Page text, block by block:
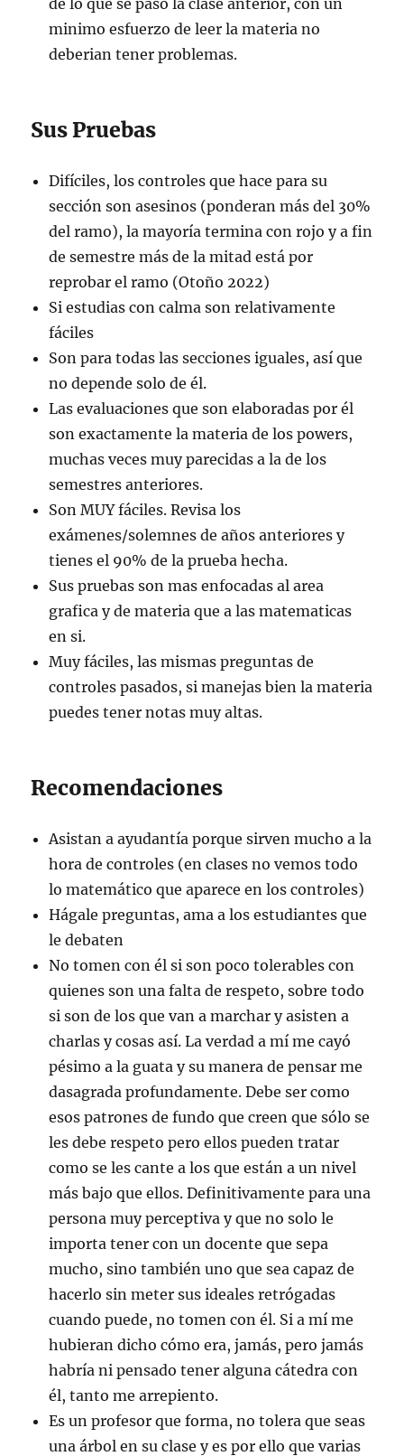
minimo esfuerzo de leer la materia no
deberian tener problemas.
Sus Pruebas
Difíciles, los controles que hace para su
sección son asesinos (ponderan más del 30%
del ramo), la mayoría termina con rojo y a fin
de semestre más de la mitad está por
reprobar el ramo (Otoño 2022)
Si estudias con calma son relativamente
fáciles
Son para todas las secciones iguales, así que
no depende solo de él.
Las evaluaciones que son elaboradas por él
son exactamente la materia de los powers,
muchas veces muy parecidas a la de los
semestres anteriores.
Son MUY fáciles. Revisa los
exámenes/solemnes de años anteriores y
tienes el 90% de la prueba hecha.
Sus pruebas son mas enfocadas al area
grafica y de materia que a las matematicas
en si.
Muy fáciles, las mismas preguntas de
controles pasados, si manejas bien la materia
puedes tener notas muy altas.
Recomendaciones
Asistan a ayudantía porque sirven mucho a la
hora de controles (en clases no vemos todo
lo matemático que aparece en los controles)
Hágale preguntas, ama a los estudiantes que
le debaten
No tomen con él si son poco tolerables con
quienes son una falta de respeto, sobre todo
si son de los que van a marchar y asisten a
charlas y cosas así. La verdad a mí me cayó
pésimo a la guata y su manera de pensar me
dasagrada profundamente. Debe ser como
esos patrones de fundo que creen que sólo se
les debe respeto pero ellos pueden tratar
como se les cante a los que están a un nivel
más bajo que ellos. Definitivamente para una
persona muy perceptiva y que no solo le
importa tener con un docente que sepa
mucho, sino también uno que sea capaz de
hacerlo sin meter sus ideales retrógadas
cuando puede, no tomen con él. Si a mí me
hubieran dicho cómo era, jamás, pero jamás
habría ni pensado tener alguna cátedra con
él, tanto me arrepiento.
Es un profesor que forma, no tolera que seas
una árbol en su clase y es por ello que varias